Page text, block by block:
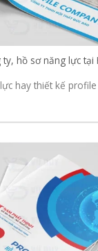
hồ sơ năng lực tại
hay thiết kế